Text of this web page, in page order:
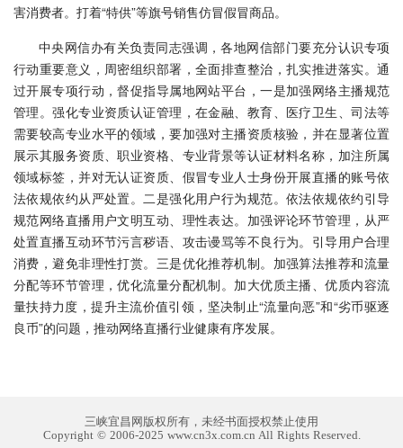
害消费者。打着“特供”等旗号销售仿冒假冒商品。
中央网信办有关负责同志强调，各地网信部门要充分认识专项
行动重要意义，周密组织部署，全面排查整治，扎实推进落实。通
过开展专项行动，督促指导属地网站平台，一是加强网络主播规范
管理。强化专业资质认证管理，在金融、教育、医疗卫生、司法等
需要较高专业水平的领域，要加强对主播资质核验，并在显著位置
展示其服务资质、职业资格、专业背景等认证材料名称，加注所属
领域标签，并对无认证资质、假冒专业人士身份开展直播的账号依
法依规依约从严处置。二是强化用户行为规范。依法依规依约引导
规范网络直播用户文明互动、理性表达。加强评论环节管理，从严
处置直播互动环节污言秽语、攻击谩骂等不良行为。引导用户合理
消费，避免非理性打赏。三是优化推荐机制。加强算法推荐和流量
分配等环节管理，优化流量分配机制。加大优质主播、优质内容流
量扶持力度，提升主流价值引领，坚决制止“流量向恶”和“劣币驱逐
良币”的问题，推动网络直播行业健康有序发展。
三峡宜昌网版权所有，未经书面授权禁止使用
Copyright © 2006-2025 www.cn3x.com.cn All Rights Reserved.